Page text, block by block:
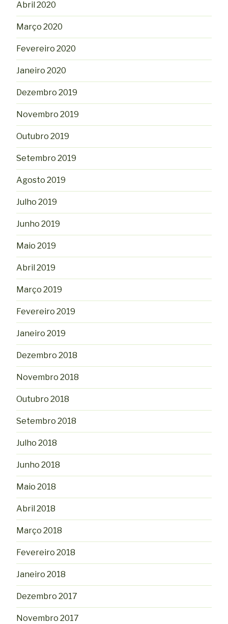
Abril 2020
Março 2020
Fevereiro 2020
Janeiro 2020
Dezembro 2019
Novembro 2019
Outubro 2019
Setembro 2019
Agosto 2019
Julho 2019
Junho 2019
Maio 2019
Abril 2019
Março 2019
Fevereiro 2019
Janeiro 2019
Dezembro 2018
Novembro 2018
Outubro 2018
Setembro 2018
Julho 2018
Junho 2018
Maio 2018
Abril 2018
Março 2018
Fevereiro 2018
Janeiro 2018
Dezembro 2017
Novembro 2017